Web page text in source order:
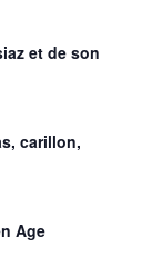
et de son
carillon,
Age